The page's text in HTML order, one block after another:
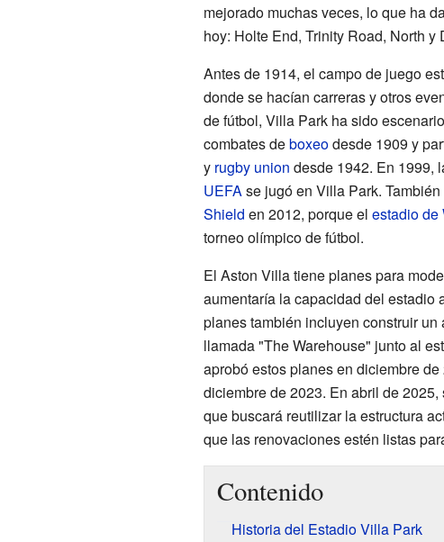
mejorado muchas veces, lo que ha
hoy: Holte End, Trinity Road, North y
Antes de 1914, el campo de juego
donde se hacían carreras y otros
de fútbol, Villa Park ha sido
combates deboxeodesde 1909 y
y rugby union desde 1942. En 1999,
UEFAse jugó en Villa Park.
Shield en 2012, porque el estadio de
torneo olímpico de fútbol.
El Aston Villa tiene planes para
aumentaría la capacidad del estadio
planes también incluyen construir
llamada "The Warehouse" junto al
aprobó estos planes en diciembre
diciembre de 2023. En abril de
que buscará reutilizar la estructura
que las renovaciones estén listas
Contenido
Historia del Estadio Villa Park